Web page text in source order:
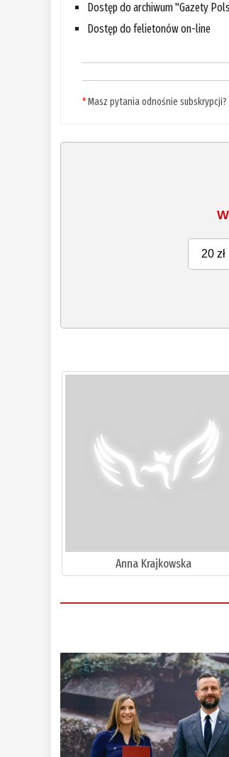
Dostęp do archiwum "Gazety
Dostęp do felietonów on-line
*Masz pytania odnośnie
20 zł
Anna Krajkowska